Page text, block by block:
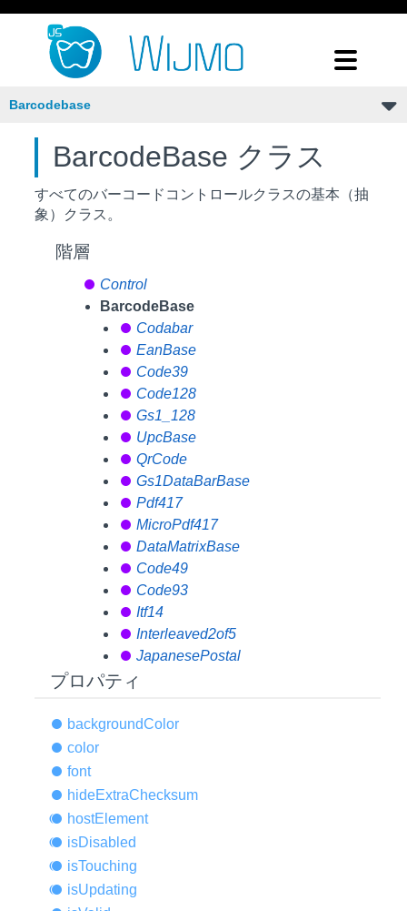
Barcodebase
BarcodeBase クラス
すべてのバーコードコントロールクラスの基本（抽
象）クラス。
階層
Control
BarcodeBase
Codabar
EanBase
Code39
Code128
Gs1_128
UpcBase
QrCode
Gs1DataBarBase
Pdf417
MicroPdf417
DataMatrixBase
Code49
Code93
Itf14
Interleaved2of5
JapanesePostal
プロパティ
backgroundColor
color
font
hideExtraChecksum
hostElement
isDisabled
isTouching
isUpdating